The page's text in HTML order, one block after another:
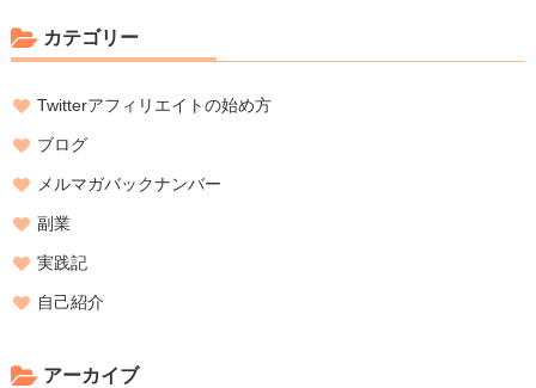
カテゴリー
Twitterアフィリエイトの始め方
ブログ
メルマガバックナンバー
副業
実践記
自己紹介
アーカイブ